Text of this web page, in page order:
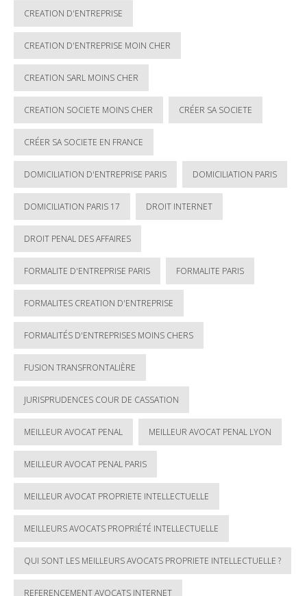
CREATION D'ENTREPRISE
CREATION D'ENTREPRISE MOIN CHER
CREATION SARL MOINS CHER
CREATION SOCIETE MOINS CHER CRÉER SA SOCIETE
CRÉER SA SOCIETE EN FRANCE
DOMICILIATION D'ENTREPRISE PARIS DOMICILIATION PARIS
DOMICILIATION PARIS 17 DROIT INTERNET
DROIT PENAL DES AFFAIRES
FORMALITE D'ENTREPRISE PARIS FORMALITE PARIS
FORMALITES CREATION D'ENTREPRISE
FORMALITÉS D'ENTREPRISES MOINS CHERS
FUSION TRANSFRONTALIÈRE
JURISPRUDENCES COUR DE CASSATION
MEILLEUR AVOCAT PENAL MEILLEUR AVOCAT PENAL LYON
MEILLEUR AVOCAT PENAL PARIS
MEILLEUR AVOCAT PROPRIETE INTELLECTUELLE
MEILLEURS AVOCATS PROPRIÉTÉ INTELLECTUELLE
QUI SONT LES MEILLEURS AVOCATS PROPRIETE INTELLECTUELLE ?
REFERENCEMENT AVOCATS INTERNET